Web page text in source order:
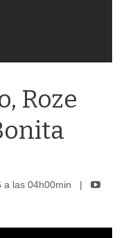
Roze
a las 04h00min |